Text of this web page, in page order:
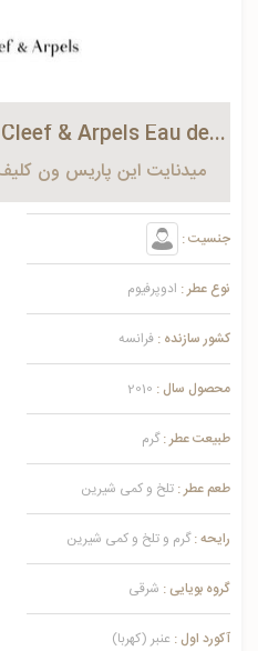
Midnight in Paris Van Cleef & Arpels Eau de Parfum for men
میدنایت این پاریس ون کلیف
جنسیت :
نوع عطر : ادوپرفیوم
کشور سازنده : فرانسه
محصول سال : 2010
طبیعت عطر : گرم
طعم عطر : تلخ و کمی شیرین
رایحه : گرم و تلخ و کمی شیرین
گروه بویایی : شرقی
آکورد اول : عنبر (کهربا)